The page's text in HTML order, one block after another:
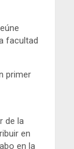
facultad
primer
de la
en
en la